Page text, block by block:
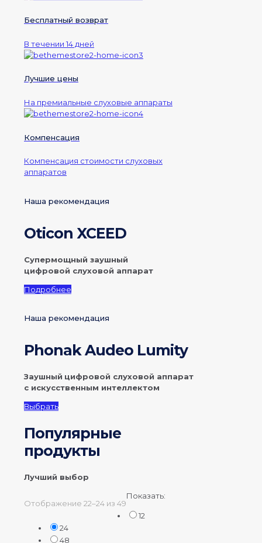
Бесплатный возврат
В течении 14 дней
Лучшие цены
На премиальные слуховые аппараты
Компенсация
Компенсация стоимости слуховых
аппаратов
Наша рекомендация
Oticon XCEED
Супермощный заушный
цифровой слуховой аппарат
Подробнее
Наша рекомендация
Phonak Audeo Lumity
Заушный цифровой слуховой аппарат
с искусственным интеллектом
Выбрать
Популярные
продукты
Лучший выбор
Отображение 22–24 из 49
Показать:
12
24
48